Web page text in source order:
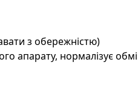
з обережністю)
апарату, нормалізує